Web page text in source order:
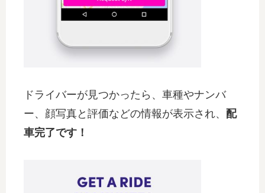
ドライバーが見つかったら、車種やナンバ
ー、顔写真と評価などの情報が表示され、 配
車完了です！